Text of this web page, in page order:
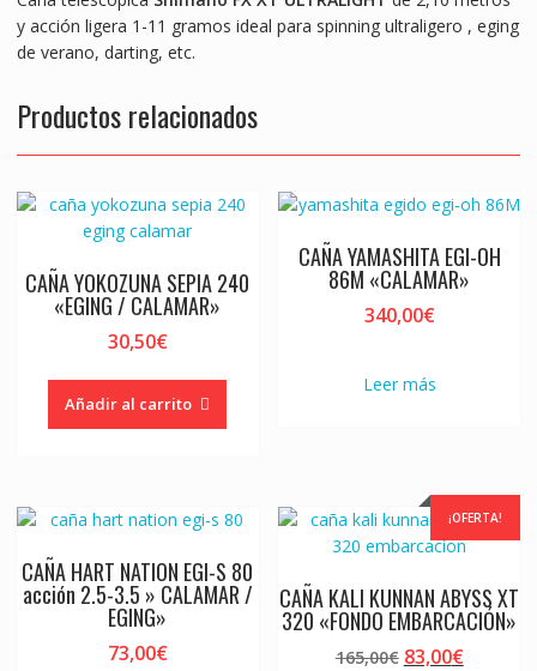
k p er
y acción ligera 1-11 gramos ideal para spinning ultraligero , eging
de verano, darting, etc.
Productos relacionados
CAÑA YOKOZUNA SEPIA 240
«EGING / CALAMAR»
30,50€
Añadir al carrito
CAÑA YAMASHITA EGI-OH
86M «CALAMAR»
340,00€
Leer más
CAÑA HART NATION EGI-S 80
acción 2.5-3.5 » CALAMAR /
EGING»
73,00€
¡OFERTA!
CAÑA KALI KUNNAN ABYSS XT
320 «FONDO EMBARCACIÓN»
165,00€ El
83,00€El